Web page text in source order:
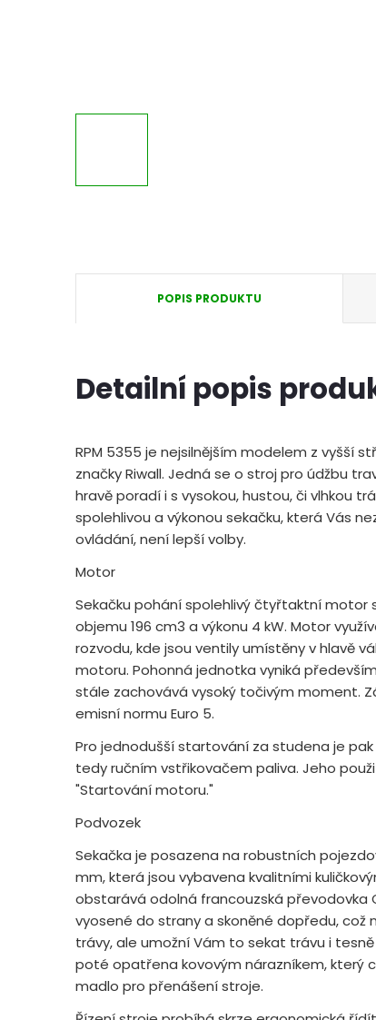
POPIS PRODUKTU
Detailní popis
RPM 5355 je nejsilnějším modelem z vyšší
značky Riwall. Jedná se o stroj pro údžbu
hravě poradí i s vysokou, hustou, či vlhkou
spolehlivou a výkonou sekačku, která Vás
ovládání, není lepší volby.
Motor
Sekačku pohání spolehlivý čtyřtaktní motor
objemu 196 cm3 a výkonu 4 kW. Motor
rozvodu, kde jsou ventily umístěny v hlavě
motoru. Pohonná jednotka vyniká
stále zachovává vysoký točivým moment.
emisní normu Euro 5.
Pro jednodušší startování za studena je
tedy ručním vstřikovačem paliva. Jeho
"Startování motoru."
Podvozek
Sekačka je posazena na robustních
mm, která jsou vybavena kvalitními
obstarává odolná francouzská převodovka
vyosené do strany a skoněné dopředu, což
trávy, ale umožní Vám to sekat trávu i
poté opatřena kovovým nárazníkem, který
madlo pro přenášení stroje.